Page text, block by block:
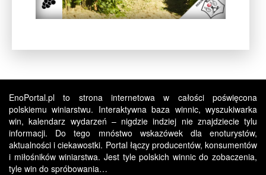
EnoPortal.pl to strona internetowa w całości poświęcona
polskiemu winiarstwu. Interaktywna baza winnic, wyszukiwarka
win, kalendarz wydarzeń – nigdzie indziej nie znajdziecie tylu
informacji. Do tego mnóstwo wskazówek dla enoturystów,
aktualności i ciekawostki. Portal łączy producentów, konsumentów
i miłośników winiarstwa. Jest tyle polskich winnic do zobaczenia,
tyle win do spróbowania…